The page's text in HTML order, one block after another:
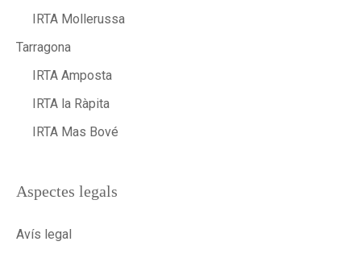
IRTA Mollerussa
Tarragona
IRTA Amposta
IRTA la Ràpita
IRTA Mas Bové
Aspectes legals
Avís legal